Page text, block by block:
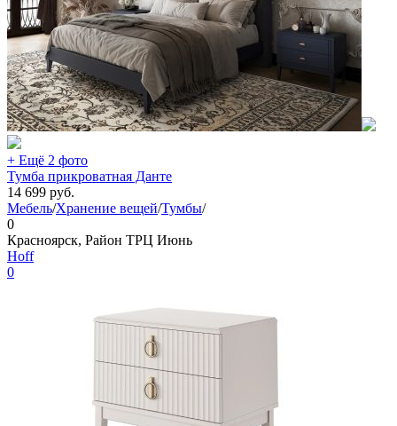
+ Ещё 2 фото
Тумба прикроватная Данте
14 699 руб.
Мебель/Хранение вещей/Тумбы/
0
Красноярск, Район ТРЦ Июнь
Hoff
0